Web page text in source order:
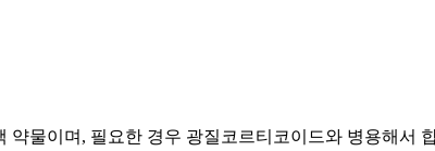
물이며, 필요한 경우 광질코르티코이드와 병용해서